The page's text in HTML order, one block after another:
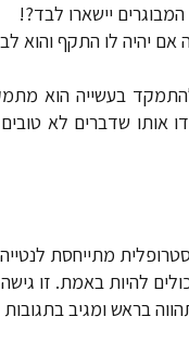
יישארו לבד?!
יהיה לו התקף והוא
בעשייה הוא
אותו שדברים לא
מתייחסת
להיות באמת. זו
בראש ומגיב